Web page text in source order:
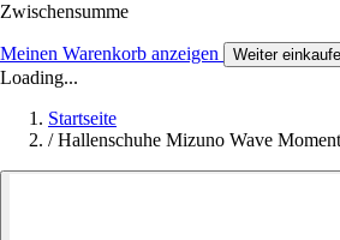
Zwischensumme
Meinen Warenkorb anzeigen Weiter
Loading...
Startseite
/ Hallenschuhe Mizuno Wave